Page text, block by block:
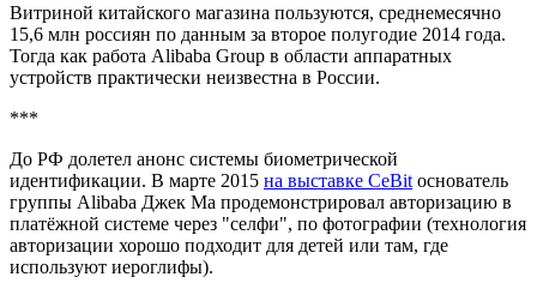
Витриной китайского магазина пользуются, среднемесячно
15,6 млн россиян по данным за второе полугодие 2014 года.
Тогда как работа Alibaba Group в области аппаратных
устройств практически неизвестна в России.
***
До РФ долетел анонс системы биометрической
идентификации. В марте 2015 на выставке CeBit основатель
группы Alibaba Джек Ма продемонстрировал авторизацию в
платёжной системе через "селфи", по фотографии (технология
авторизации хорошо подходит для детей или там, где
используют иероглифы).